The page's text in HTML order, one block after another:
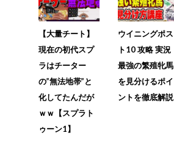
【大量チート】
現在の初代スプ
ラはチーター
の”無法地帯”と
化してたんだが
ｗｗ【スプラト
ゥーン1】
ウイニングポス
ト10 攻略 実況
最強の繁殖牝馬
を見分けるポイ
ントを徹底解説